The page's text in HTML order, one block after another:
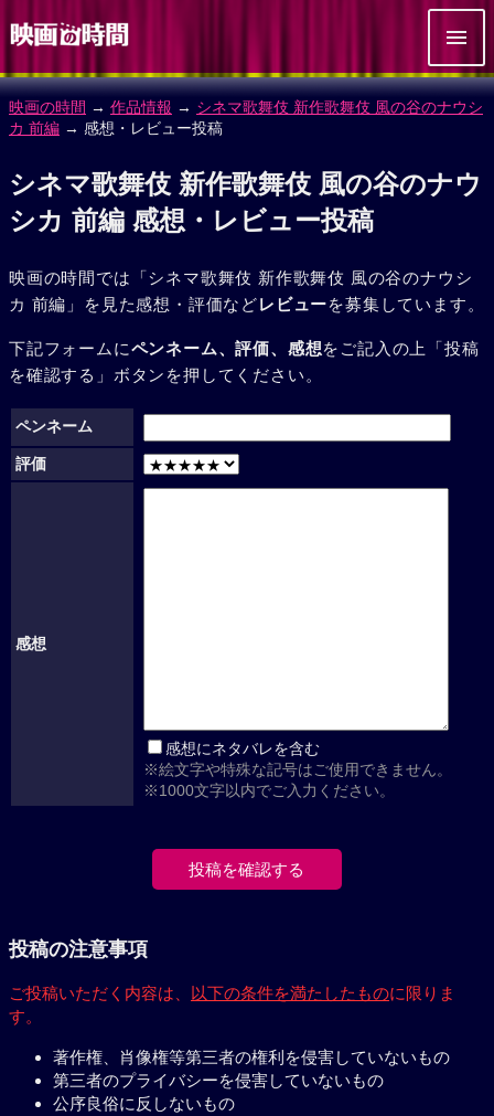
映画の時間 → 作品情報 → シネマ歌舞伎 新作歌舞伎 風の谷のナウシ
カ 前編 → 感想・レビュー投稿
シネマ歌舞伎 新作歌舞伎 風の谷のナウ
シカ 前編 感想・レビュー投稿
映画の時間では「シネマ歌舞伎 新作歌舞伎 風の谷のナウシ
カ 前編」を見た感想・評価などレビューを募集しています。
下記フォームにペンネーム、評価、感想をご記入の上「投稿
を確認する」ボタンを押してください。
ペンネーム
評価
感想
感想にネタバレを含む
※絵文字や特殊な記号はご使用できません。
※1000文字以内でご入力ください。
投稿の注意事項
ご投稿いただく内容は、 以下の条件を満たしたものに限りま
す。
著作権、肖像権等第三者の権利を侵害していないもの
第三者のプライバシーを侵害していないもの
公序良俗に反しないもの